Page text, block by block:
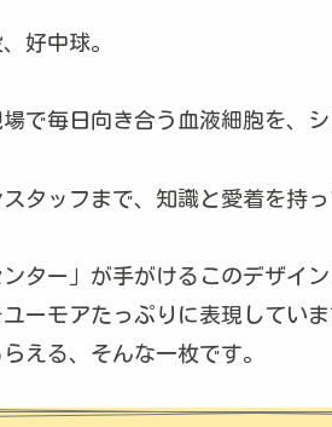
好中球。
で毎日向き合う血液細胞を、
タッフまで、知識と愛着を持っ
ンター」が手がけるこのデザイ
ーモアたっぷりに表現してい
える、そんな一枚です。